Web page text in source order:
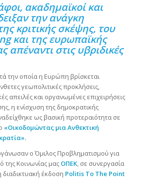
ακαδημαϊκοί και
την ανάγκη
κριτικής σκέψης, του
και της ευρωπαϊκής
απέναντι στις υβριδικές
την οποία η Ευρώπη βρίσκεται
γεωπολιτικές προκλήσεις,
απειλές και οργανωμένες επιχειρήσεις
η ενίσχυση της δημοκρατικής
ως βασική προτεραιότητα σε
«Οικοδομώντας μια Ανθεκτική
.
ο Όμιλος Προβληματισμού για
της Κοινωνίας μας ΟΠΕΚ, σε συνεργασία
έκδοση Politis To The Point